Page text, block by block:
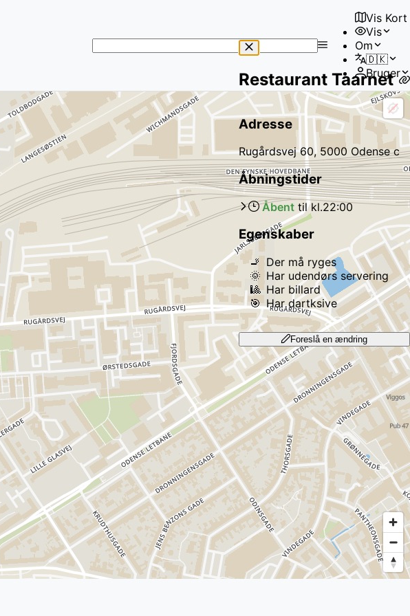
No
results
found
Vis Kort
Vis
Om
🇩🇰
Bruger
Restaurant Taarnet
Adresse
Rugårdsvej 60, 5000 Odense c
Åbningstider
Åbent til kl.22:00
Egenskaber
🚬 Der må ryges
🌞 Har udendørs servering
🎱 Har billard
🎯 Har dartksive
Foreslå en ændring